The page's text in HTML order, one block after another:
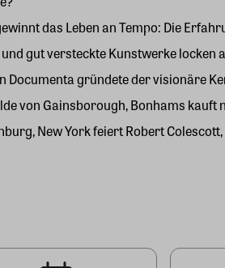
das Leben an Tempo: Die
gut versteckte Kunstwerke
Documenta gründete der visionäre
von Gainsborough, Bonhams
New York feiert Robert